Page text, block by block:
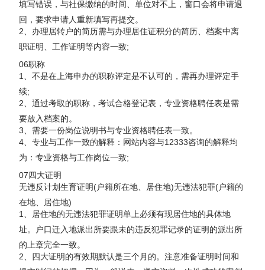
填写错误，与社保缴纳的时间、单位对不上，窗口会将申请退
回，要求申请人重新填写再提交。
2、办理居转户的简历需与办理居住证积分的简历、档案中离
职证明、工作证明等内容一致;
06职称
1、不是在上海申办的职称评定是不认可的，需再办理评定手
续;
2、通过考取的职称，考试合格登记表，专业资格聘任表是需
要放入档案的。
3、需要一份岗位说明书与专业资格聘任表一致。
4、专业与工作一致的解释：网站内容与12333咨询的解释均
为：专业资格与工作岗位一致;
07四大证明
无违反计划生育证明(户籍所在地、居住地)无违法犯罪(户籍的
在地、居住地)
1、居住地的无违法犯罪证明单上必须有现居住地的具体地
址。户口迁入地派出所要跟未的违反犯罪记录的证明的派出所
的上章完全一致。
2、四大证明的有效期默认是三个月的。注意准备证明时间和